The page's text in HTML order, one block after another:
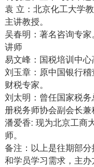
袁 立：北京化工大学
主讲教授。
吴春明：著名咨询专
讲师
易文峰：国税培训中心
刘玉章：原中国银行
财税专家。
刘太明：曾任国家税
册税务师协会副会长兼
潘爱香: 现为北京工商
师。
备注：以上是往期部
和学员学习需求，主办